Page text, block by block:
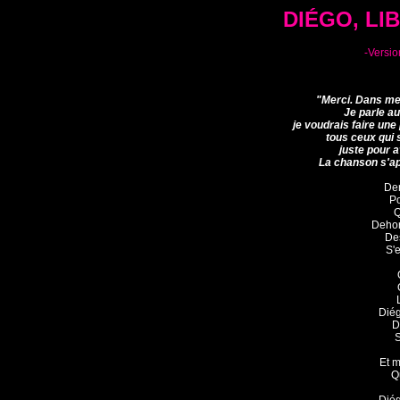
DIÉGO,
-
"Merci. Dans
Je parle
je voudrais faire
tous ceux qui
juste pour
La chanson
Et